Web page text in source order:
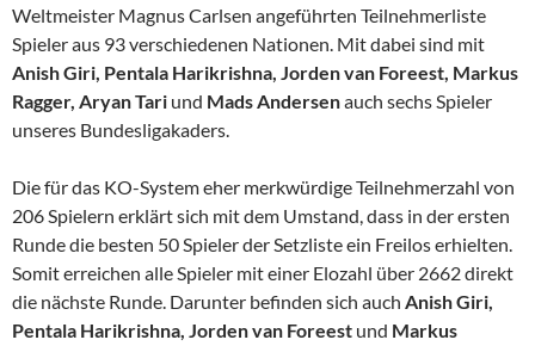
Weltmeister Magnus Carlsen angeführten Teilnehmerliste
Spieler aus 93 verschiedenen Nationen. Mit dabei sind mit
Anish Giri, Pentala Harikrishna, Jorden van Foreest, Markus
Ragger, Aryan Tari und Mads Andersenauch sechs Spieler
unseres Bundesligakaders.
Die für das KO-System eher merkwürdige Teilnehmerzahl von
206 Spielern erklärt sich mit dem Umstand, dass in der ersten
Runde die besten 50 Spieler der Setzliste ein Freilos erhielten.
Somit erreichen alle Spieler mit einer Elozahl über 2662 direkt
die nächste Runde. Darunter befinden sich auch Anish Giri,
Pentala Harikrishna, Jorden van Foreest und Markus